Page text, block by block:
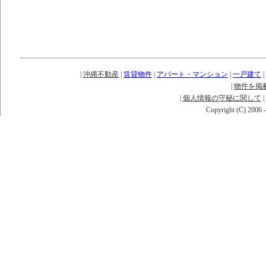
沖縄不動産 賃貸物件 アパート・マンション 一戸建て
物件を掲
個人情報の守秘に関して
Copyright (C) 2006